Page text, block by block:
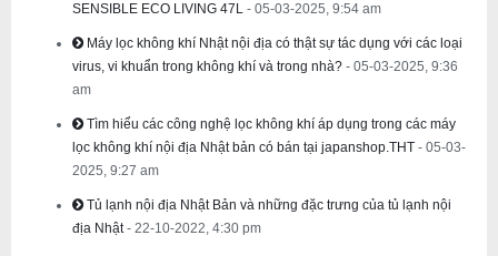
SENSIBLE ECO LIVING 47L - 05-03-2025, 9:54 am
Máy lọc không khí Nhật nội địa có thật sự tác dụng với các loại
virus, vi khuẩn trong không khí và trong nhà? - 05-03-2025, 9:36
am
Tìm hiểu các công nghệ lọc không khí áp dụng trong các máy
lọc không khí nội địa Nhật bản có bán tại japanshop.THT - 05-03-
2025, 9:27 am
Tủ lạnh nội địa Nhật Bản và những đặc trưng của tủ lạnh nội
địa Nhật - 22-10-2022, 4:30 pm